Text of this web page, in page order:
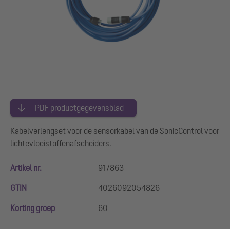
PDF productgegevensblad
Kabelverlengset voor de sensorkabel van de SonicControl voor
lichtevloeistoffenafscheiders.
Artikel nr. 917863
GTIN 4026092054826
Korting groep 60